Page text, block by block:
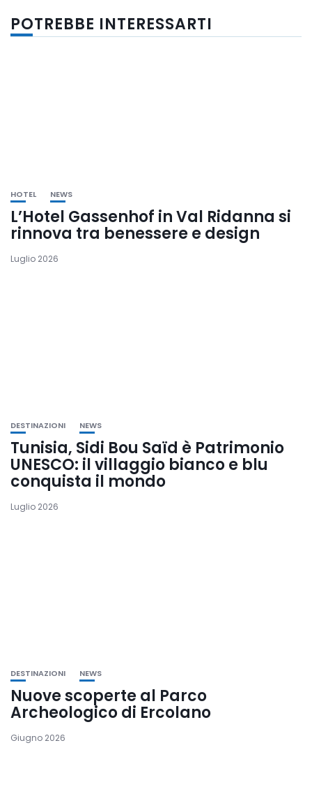
POTREBBE INTERESSARTI
HOTEL NEWS
L’Hotel Gassenhof in Val Ridanna si
rinnova tra benessere e design
Luglio 2026
DESTINAZIONI NEWS
Tunisia, Sidi Bou Saïd è Patrimonio
UNESCO: il villaggio bianco e blu
conquista il mondo
Luglio 2026
DESTINAZIONI NEWS
Nuove scoperte al Parco
Archeologico di Ercolano
Giugno 2026